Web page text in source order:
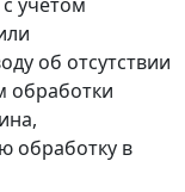
об отсутствии
обработки
обработку в